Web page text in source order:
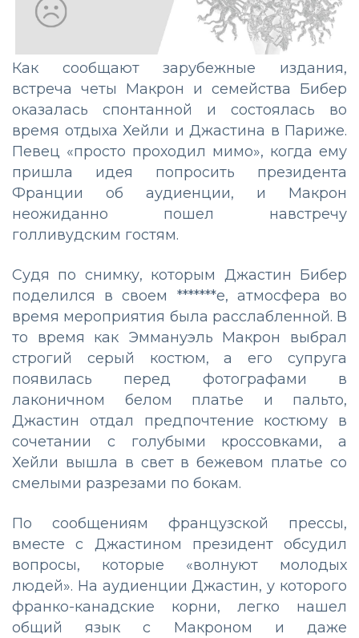
Как сообщают зарубежные издания,
встреча четы Макрон и семейства Бибер
оказалась спонтанной и состоялась во
время отдыха Хейли и Джастина в Париже.
Певец «просто проходил мимо», когда ему
пришла идея попросить президента
Франции об аудиенции, и Макрон
неожиданно пошел навстречу
голливудским гостям.
Судя по снимку, которым Джастин Бибер
поделился в своем *******е, атмосфера во
время мероприятия была расслабленной. В
то время как Эммануэль Макрон выбрал
строгий серый костюм, а его супруга
появилась перед фотографами в
лаконичном белом платье и пальто,
Джастин отдал предпочтение костюму в
сочетании с голубыми кроссовками, а
Хейли вышла в свет в бежевом платье со
смелыми разрезами по бокам.
По сообщениям французской прессы,
вместе с Джастином президент обсудил
вопросы, которые «волнуют молодых
людей». На аудиенции Джастин, у которого
франко-канадские корни, легко нашел
общий язык с Макроном и даже